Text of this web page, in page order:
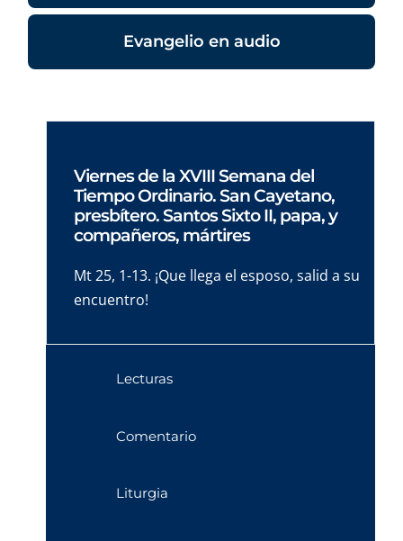
Evangelio en audio
Viernes de la XVIII Semana del
Tiempo Ordinario. San Cayetano,
presbítero. Santos Sixto II, papa, y
compañeros, mártires
Mt 25, 1-13. ¡Que llega el esposo, salid a su
encuentro!
Lecturas
Comentario
Liturgia